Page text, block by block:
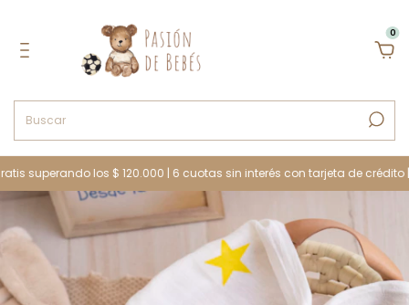
0
los $ 120.000 | 6 cuotas sin interés con tarjeta de crédito |